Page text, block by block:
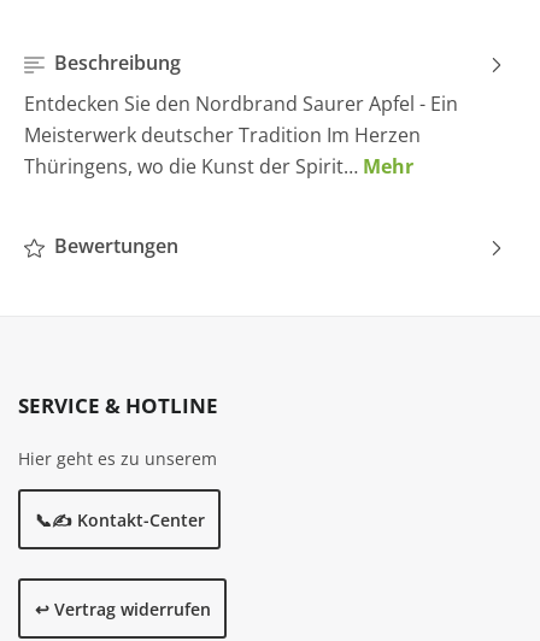
Beschreibung
Entdecken Sie den Nordbrand Saurer Apfel - Ein
Meisterwerk deutscher Tradition Im Herzen
Thüringens, wo die Kunst der Spirit… Mehr
Bewertungen
SERVICE & HOTLINE
Hier geht es zu unserem
📞✍️ Kontakt-Center
↩️ Vertrag widerrufen